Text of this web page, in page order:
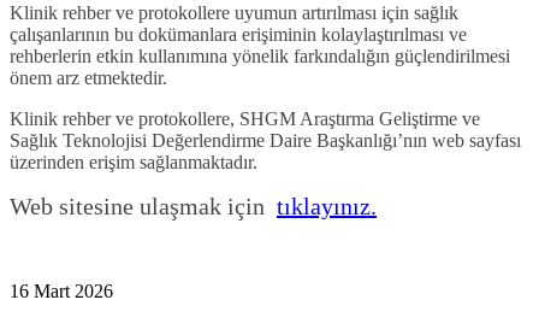
Klinik rehber ve protokollere uyumun artırılması için sağlık
çalışanlarının bu dokümanlara erişiminin kolaylaştırılması ve
rehberlerin etkin kullanımına yönelik farkındalığın güçlendirilmesi
önem arz etmektedir.
Klinik rehber ve protokollere, SHGM Araştırma Geliştirme ve
Sağlık Teknolojisi Değerlendirme Daire Başkanlığı’nın web sayfası
üzerinden erişim sağlanmaktadır.
Web sitesine ulaşmak için tıklayınız.
16 Mart 2026